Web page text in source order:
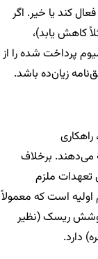
کند یا خیر. اگر
کاهش یابد)،
پرداخت شده را از
زیان‌ده باشد.
برخلاف
تعهدات ملزم
است که معمولاً
پوشش ریسک (نظیر
دارد.